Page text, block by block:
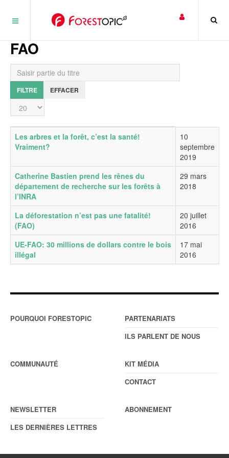
FAO
Saisir partie du titre
FILTRE EFFACER
Affichage #
Titre Date de publication
Les arbres et la forêt, c’est la santé!
Vraiment?
10
septembre
2019
Catherine Bastien prend les rênes du
département de recherche sur les forêts à
l’INRA
29 mars
2018
La déforestation n’est pas une fatalité!
(FAO)
20 juillet
2016
UE-FAO: 30 millions de dollars contre le bois
illégal
17 mai
2016
POURQUOI FORESTOPIC
PARTENARIATS
ILS PARLENT DE NOUS
COMMUNAUTÉ
KIT MÉDIA
CONTACT
NEWSLETTER
LES DERNIÈRES LETTRES
ABONNEMENT